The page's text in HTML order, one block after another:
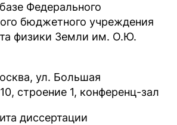
Федерального
бюджетного учреждения
физики Земли им. О.Ю.
ул. Большая
строение 1, конференц-зал
диссертации